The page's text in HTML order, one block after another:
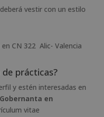
vestir con un estilo
CN 322 Alic- Valencia
prácticas?
y estén interesadas en
Gobernanta en
vitae